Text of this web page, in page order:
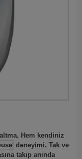
Hem kendiniz
deneyimi. Tak ve
takıp anında